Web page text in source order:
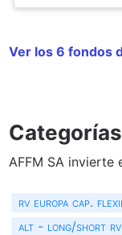
Ver los 6 fondos
AFFM SA
rv europa cap.
alt - long/short rv